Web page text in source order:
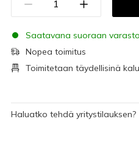
Saatavana suoraan
Nopea toimitus
Toimitetaan täydellisinä
Haluatko tehdä yritystilauksen?